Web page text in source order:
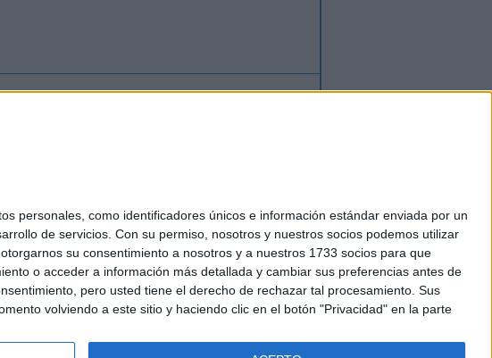
personales, como identificadores únicos e información estándar enviada por un
de servicios. Con su permiso, nosotros y nuestros socios podemos utilizar
su consentimiento a nosotros y a nuestros 1733 socios para que
o acceder a información más detallada y cambiar sus preferencias antes de
pero usted tiene el derecho de rechazar tal procesamiento. Sus
volviendo a este sitio y haciendo clic en el botón "Privacidad" en la parte
Inicia sesiónoregístratepara enviar comentarios
|Política de cookies
[ESPAÑA] - Tel. +34 91 593 2767